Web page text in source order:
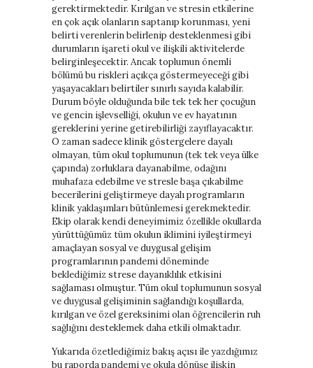
gerektirmektedir. Kırılgan ve stresin etkilerine
en çok açık olanların saptanıp korunması, yeni
belirti verenlerin belirlenip desteklenmesi gibi
durumların işareti okul ve ilişkili aktivitelerde
belirginleşecektir. Ancak toplumun önemli
bölümü bu riskleri açıkça göstermeyeceği gibi
yaşayacakları belirtiler sınırlı sayıda kalabilir.
Durum böyle olduğunda bile tek tek her çocuğun
ve gencin işlevselliği, okulun ve ev hayatının
gereklerini yerine getirebilirliği zayıflayacaktır.
O zaman sadece klinik göstergelere dayalı
olmayan, tüm okul toplumunun (tek tek veya ülke
çapında) zorluklara dayanabilme, odağını
muhafaza edebilme ve stresle başa çıkabilme
becerilerini geliştirmeye dayalı programların
klinik yaklaşımları bütünlemesi gerekmektedir.
Ekip olarak kendi deneyimimiz özellikle okullarda
yürüttüğümüz tüm okulun iklimini iyileştirmeyi
amaçlayan sosyal ve duygusal gelişim
programlarının pandemi döneminde
beklediğimiz strese dayanıklılık etkisini
sağlaması olmuştur. Tüm okul toplumunun sosyal
ve duygusal gelişiminin sağlandığı koşullarda,
kırılgan ve özel gereksinimi olan öğrencilerin ruh
sağlığını desteklemek daha etkili olmaktadır.
Yukarıda özetlediğimiz bakış açısı ile yazdığımız
bu raporda pandemi ve okula dönüşe ilişkin